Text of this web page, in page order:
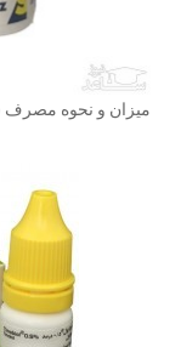
میزان و نحوه مصرف